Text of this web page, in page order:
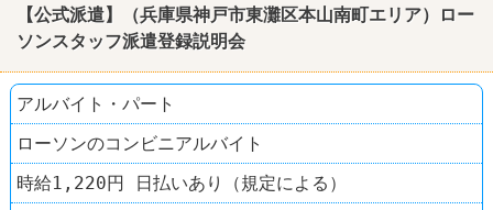
【公式派遣】（兵庫県神戸市東灘区本山南町エリア）ロー
ソンスタッフ派遣登録説明会
アルバイト・パート
ローソンのコンビニアルバイト
時給1,220円 日払いあり（規定による）